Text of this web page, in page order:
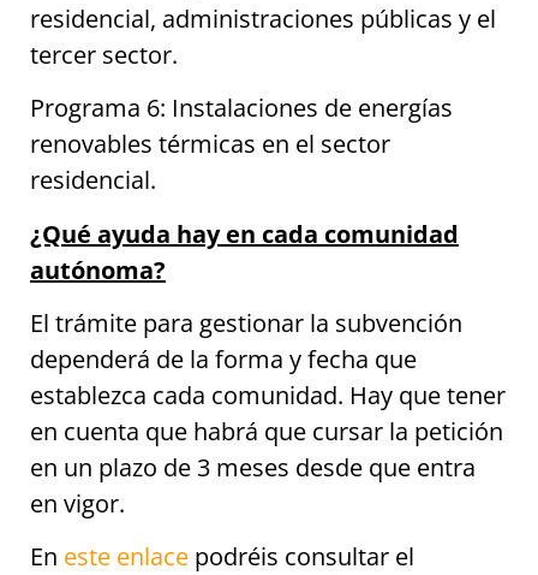
residencial, administraciones públicas y el
tercer sector.
Programa 6: Instalaciones de energías
renovables térmicas en el sector
residencial.
¿Qué ayuda hay en cada comunidad
autónoma?
El trámite para gestionar la subvención
dependerá de la forma y fecha que
establezca cada comunidad. Hay que tener
en cuenta que habrá que cursar la petición
en un plazo de 3 meses desde que entra
en vigor.
En este enlace podréis consultar el